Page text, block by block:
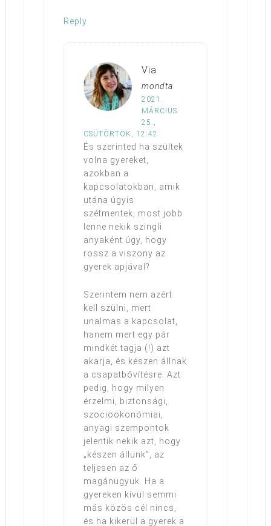
Reply
Via
mondta
2021.
MÁRCIUS
25.,
CSÜTÖRTÖK, 12:42
És szerinted ha szültek
volna gyereket,
azokban a
kapcsolatokban, amik
utána úgyis
szétmentek, most jobb
lenne nekik szingli
anyaként úgy, hogy
rossz a viszony az
gyerek apjával?
Szerintem nem azért
kell szülni, mert
unalmas a kapcsolat,
hanem mert egy pár
mindkét tagja (!) azt
akarja, és készen állnak
a csapatbővítésre. Azt
pedig, hogy milyen
érzelmi, biztonsági,
szocioökonómiai,
anyagi szempontok
jelentik nekik azt, hogy
„készen állunk”, az
teljesen az ő
magánügyük. Ha a
gyereken kívül semmi
más közös cél nincs,
és ha kikerül a gyerek a